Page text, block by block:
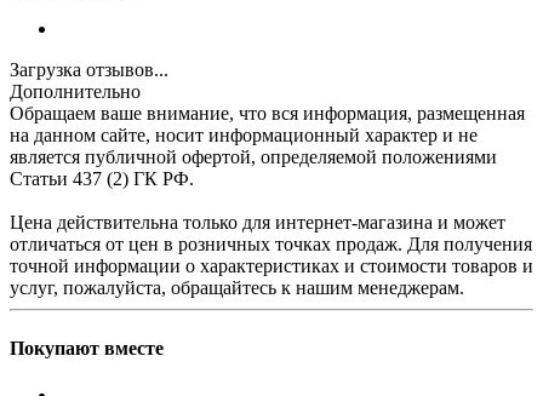
Загрузка отзывов...
Дополнительно
Обращаем ваше внимание, что вся информация, размещенная
на данном сайте, носит информационный характер и не
является публичной офертой, определяемой положениями
Статьи 437 (2) ГК РФ.
Цена действительна только для интернет-магазина и может
отличаться от цен в розничных точках продаж. Для получения
точной информации о характеристиках и стоимости товаров и
услуг, пожалуйста, обращайтесь к нашим менеджерам.
Покупают вместе